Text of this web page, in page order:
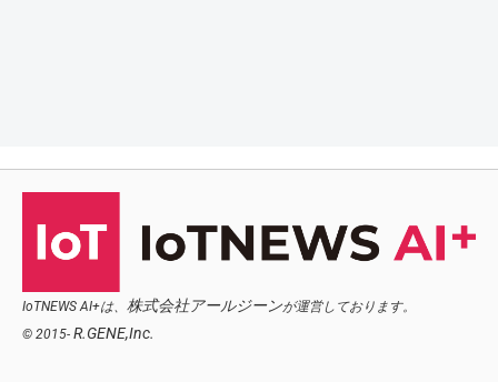
IoTNEWS AI+は、 株式会社アールジーンが運営しております。
© 2015- R.GENE,Inc.